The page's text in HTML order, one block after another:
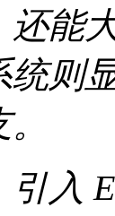
还能
则
入